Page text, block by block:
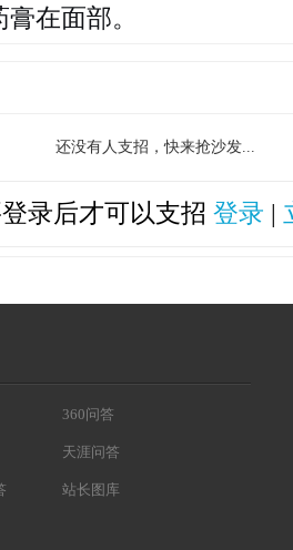
在面部。
还没有人支招，快来抢沙发...
录后才可以支招 登录 |
360问答
天涯问答
站长图库